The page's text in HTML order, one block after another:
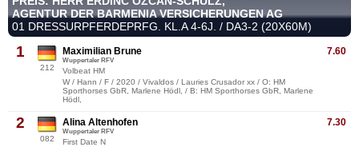
AGENTUR DER BARMENIA VERSICHERUNGEN AG
01 DRESSURPFERDEPRFG. KL.A 4-6J. / DA3-2 (20X60M)
1
212
7.60
Maximilian Brune
Wuppertaler RFV
Volbeat HM
W / Hann / F / 2020 / Vivaldos / Lauries Crusador xx / O: HM
Sporthorses GbR, Marlene Hödl, / B: HM Sporthorses GbR, Marlene
Hödl,
2
082
7.30
Alina Altenhofen
Wuppertaler RFV
First Date N